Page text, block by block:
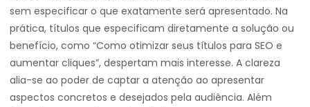
sem especificar o que exatamente será apresentado. Na
prática, títulos que especificam diretamente a solução ou
benefício, como “Como otimizar seus títulos para SEO e
aumentar cliques”, despertam mais interesse. A clareza
alia-se ao poder de captar a atenção ao apresentar
aspectos concretos e desejados pela audiência. Além